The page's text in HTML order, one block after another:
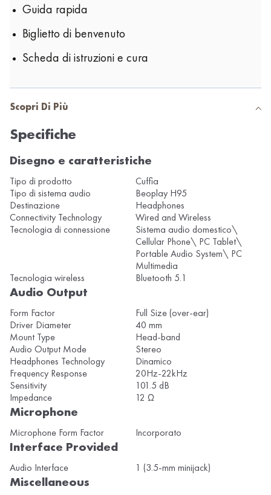
Guida rapida
Biglietto di benvenuto
Scheda di istruzioni e cura
Scopri Di Più
Specifiche
Disegno e caratteristiche
Tipo di prodotto
Cuffia
Tipo di sistema audio
Beoplay H95
Destinazione
Headphones
Connectivity Technology
Wired and Wireless
Tecnologia di connessione
Sistema audio domestico\
Cellular Phone\ PC Tablet\
Portable Audio System\ PC
Multimedia
Tecnologia wireless
Bluetooth 5.1
Audio Output
Form Factor
Full Size (over-ear)
Driver Diameter
40 mm
Mount Type
Head-band
Audio Output Mode
Stereo
Headphones Technology
Dinamico
Frequency Response
20Hz-22kHz
Sensitivity
101.5 dB
Impedance
12 Ω
Microphone
Microphone Form Factor Incorporato
Interface Provided
Audio Interface 1 (3.5-mm minijack)
Miscellaneous